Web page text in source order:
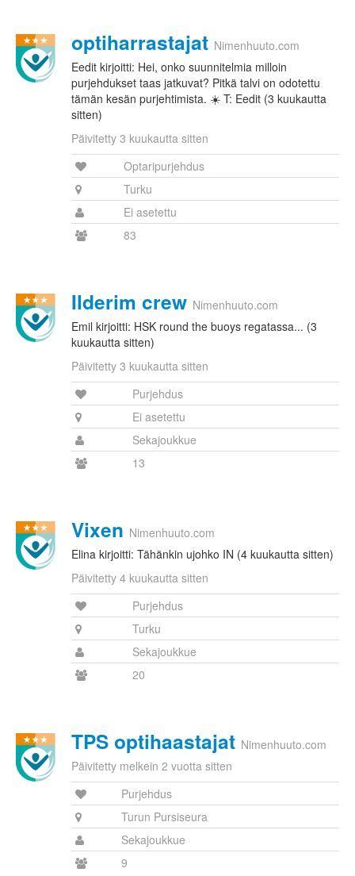
optiharrastajat Nimenhuuto.com
Eedit kirjoitti: Hei, onko suunnitelmia milloin
purjehdukset taas jatkuvat? Pitkä talvi on odotettu
tämän kesän purjehtimista. ☀️ T: Eedit (3 kuukautta
sitten)
Päivitetty 3 kuukautta sitten
Optaripurjehdus
Turku
Ei asetettu
83
Ilderim crew Nimenhuuto.com
Emil kirjoitti: HSK round the buoys regatassa... (3
kuukautta sitten)
Päivitetty 3 kuukautta sitten
Purjehdus
Ei asetettu
Sekajoukkue
13
Vixen Nimenhuuto.com
Elina kirjoitti: Tähänkin ujohko IN (4 kuukautta sitten)
Päivitetty 4 kuukautta sitten
Purjehdus
Turku
Sekajoukkue
20
TPS optihaastajat Nimenhuuto.com
Päivitetty melkein 2 vuotta sitten
Purjehdus
Turun Pursiseura
Sekajoukkue
9